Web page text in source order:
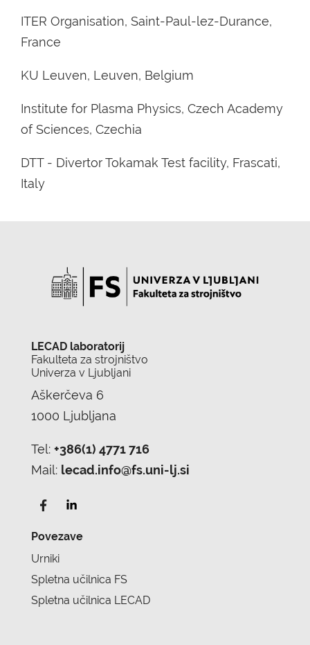
ITER Organisation, Saint-Paul-lez-Durance,
France
KU Leuven, Leuven, Belgium
Institute for Plasma Physics, Czech Academy
of Sciences, Czechia
DTT - Divertor Tokamak Test facility, Frascati,
Italy
LECAD laboratorij
Fakulteta za strojništvo
Univerza v Ljubljani
Aškerčeva 6
1000 Ljubljana
Tel: +386(1) 4771 716
Mail: lecad.info@fs.uni-lj.si
Povezave
Urniki
Spletna učilnica FS
Spletna učilnica LECAD